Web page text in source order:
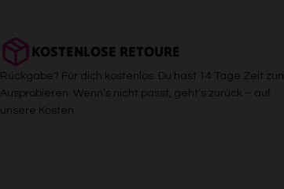
KOSTENLOSE RETOURE
Rückgabe? Für dich kostenlos. Du hast 14 Tage Zeit
Ausprobieren. Wenn’s nicht passt, geht’s zurück – auf
unsere Kosten.